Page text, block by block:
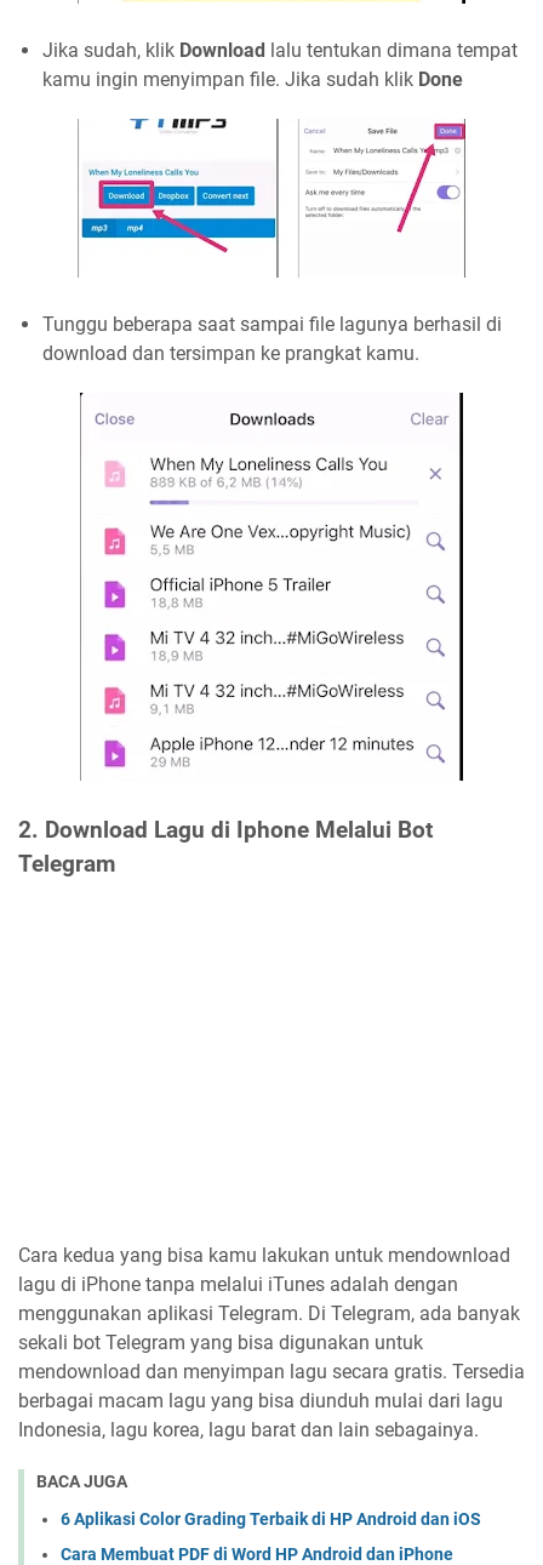
Jika sudah, klik Download lalu tentukan dimana tempat
kamu ingin menyimpan file. Jika sudah klik Done
Tunggu beberapa saat sampai file lagunya berhasil di
download dan tersimpan ke prangkat kamu.
2. Download Lagu di Iphone Melalui Bot
Telegram
Cara kedua yang bisa kamu lakukan untuk mendownload
lagu di iPhone tanpa melalui iTunes adalah dengan
menggunakan aplikasi Telegram. Di Telegram, ada banyak
sekali bot Telegram yang bisa digunakan untuk
mendownload dan menyimpan lagu secara gratis. Tersedia
berbagai macam lagu yang bisa diunduh mulai dari lagu
Indonesia, lagu korea, lagu barat dan lain sebagainya.
BACA JUGA
6 Aplikasi Color Grading Terbaik di HP Android dan iOS
Cara Membuat PDF di Word HP Android dan iPhone